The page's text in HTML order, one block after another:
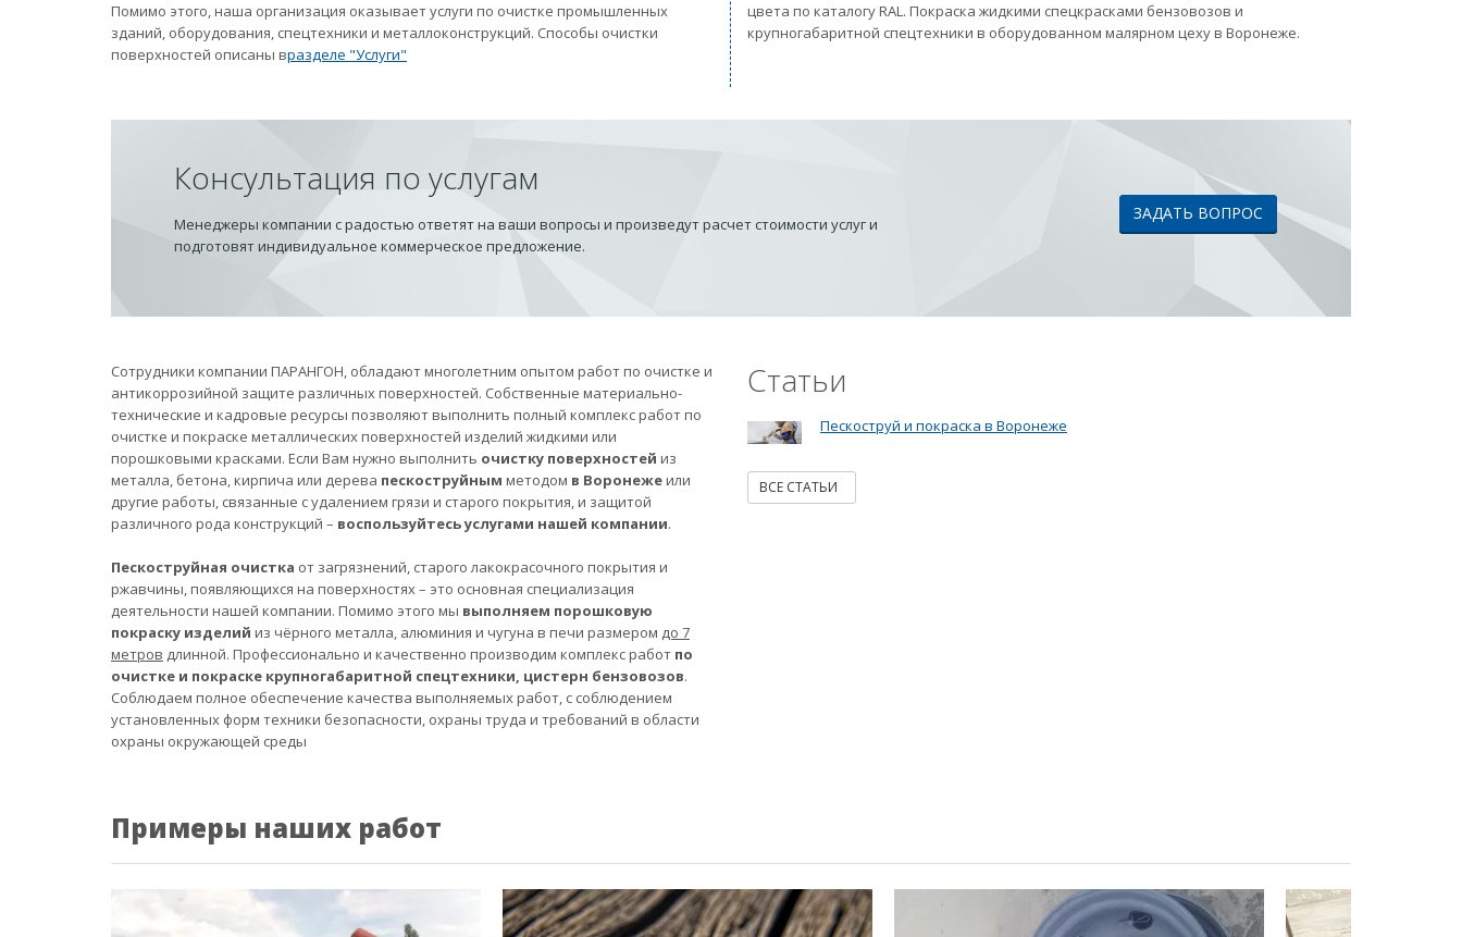
Помимо этого, наша организация оказывает услуги по очистке промышленных
зданий, оборудования, спецтехники и металлоконструкций. Способы очистки
поверхностей описаны вразделе "Услуги"
цвета по каталогу RAL. Покраска жидкими спецкрасками бензовозов и
крупногабаритной спецтехники в оборудованном малярном цеху в Воронеже.
Консультация по услугам
Менеджеры компании с радостью ответят на ваши вопросы и произведут расчет стоимости услуг и
подготовят индивидуальное коммерческое предложение.
ЗАДАТЬ ВОПРОС
Сотрудники компании ПАРАНГОН, обладают многолетним опытом работ по очистке и
антикоррозийной защите различных поверхностей. Собственные материально-
технические и кадровые ресурсы позволяют выполнить полный комплекс работ по
очистке и покраске металлических поверхностей изделий жидкими или
порошковыми красками. Если Вам нужно выполнить очистку поверхностей из
металла, бетона, кирпича или дерева пескоструйным методом в Воронежеили
другие работы, связанные с удалением грязи и старого покрытия, и защитой
различного рода конструкций – воспользуйтесь услугами нашей компании.
Пескоструйная очистка от загрязнений, старого лакокрасочного покрытия и
ржавчины, появляющихся на поверхностях – это основная специализация
деятельности нашей компании. Помимо этого мы выполняем порошковую
покраску изделий из чёрного металла, алюминия и чугуна в печи размером до 7
метров длинной. Профессионально и качественно производим комплекс работ по
очистке и покраске крупногабаритной спецтехники, цистерн бензовозов.
Соблюдаем полное обеспечение качества выполняемых работ, с соблюдением
установленных форм техники безопасности, охраны труда и требований в области
охраны окружающей среды
Статьи
Пескоструй и покраска в Воронеже
ВСЕ СТАТЬИ
Примеры наших работ